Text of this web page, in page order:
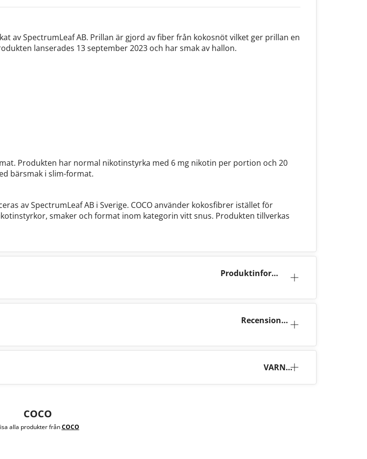
av SpectrumLeaf AB. Prillan är gjord av fiber från kokosnöt vilket ger prillan en
lanserades 13 september 2023 och har smak av hallon.
Produkten har normal nikotinstyrka med 6 mg nikotin per portion och 20
bärsmak i slim-format.
av SpectrumLeaf AB i Sverige. COCO använder kokosfibrer istället för
smaker och format inom kategorin vitt snus. Produkten tillverkas
Produktinforma
Recensione
VARNI
COCO
alla produkter frånCOCO